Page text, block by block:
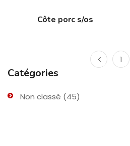
Catégories
Non classé (45)
Côte porc s/os
1